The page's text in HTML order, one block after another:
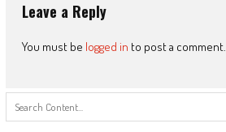
Leave a Reply
You must be logged in to post a comment.